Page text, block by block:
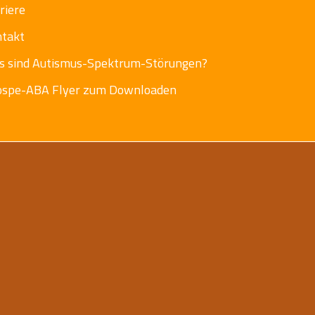
sind Autismus-Spektrum-Störungen?
ABA Flyer zum Downloaden